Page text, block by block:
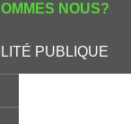
NOUS?
PUBLIQUE